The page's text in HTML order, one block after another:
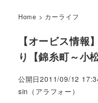
Home > カーライフ
【オービス情報
り【錦糸町～小
公開日2011/09/12
著
sin（アラフォー）